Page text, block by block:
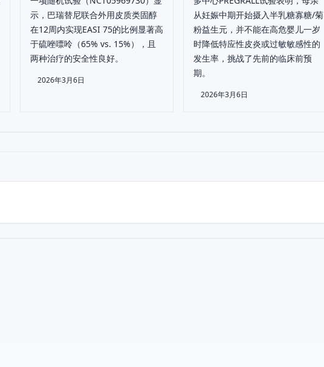
示，巴瑞替尼联合外用皮质类固醇
在12周内实现EASI 75的比例显著高
于硫唑嘌呤（65% vs. 15%），且
两种治疗的安全性良好。
2026年3月6日
从妊娠中期开始摄入半乳糖寡糖/菊
粉益生元，并不能在高危婴儿一岁
时降低特应性皮炎或过敏敏感性的
发生率，挑战了先前的临床前预
期。
2026年3月6日